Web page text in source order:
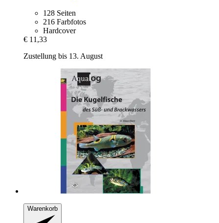
128 Seiten
216 Farbfotos
Hardcover
€ 11,33
Zustellung bis 13. August
Warenkorb